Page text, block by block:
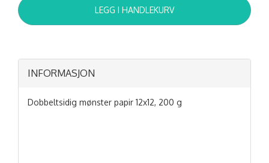
LEGG I HANDLEKURV
INFORMASJON
Dobbeltsidig mønster papir 12x12, 200 g